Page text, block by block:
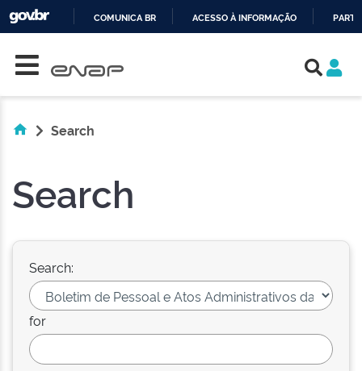
COMUNICA BR ACESSO À INFORMAÇÃO
Search
Search
Search:
for